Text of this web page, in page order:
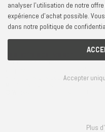
CGV et droit de rétractation
Paramètres des cookies
analyser l'utilisation de notre
expérience d'achat possible.
dans notre politique de
Accepter
Plus